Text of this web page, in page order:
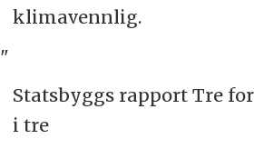
klimavennlig.
"
Statsbyggs rapport Tre
i tre